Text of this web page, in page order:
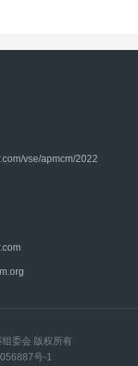
vse/apmcm/2022
委会 版权所有
号-1